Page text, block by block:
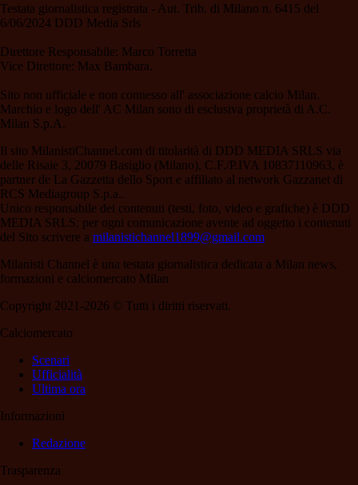
Testata giornalistica registrata - Aut. Trib. di Milano n. 6415 del
6/06/2024 DDD Media Srls
Direttore Responsabile: Marco Torretta
Vice Direttore: Max Bambara.
Sito non ufficiale e non connesso all' associazione calcio Milan.
Marchio e logo dell' AC Milan sono di esclusiva proprietà di A.C.
Milan S.p.A.
Il sito MilanistiChannel.com di titolarità di DDD MEDIA SRLS via
delle Risaie 3, 20079 Basiglio (Milano), C.F./P.IVA 10837110963, è
partner de La Gazzetta dello Sport e affiliato al network Gazzanet di
RCS Mediagroup S.p.a..
Unico responsabile dei contenuti (testi, foto, video e grafiche) è DDD
MEDIA SRLS; per ogni comunicazione avente ad oggetto i contenuti
del Sito scrivere a milanistichannel1899@gmail.com
Milanisti Channel è una testata giornalistica dedicata a Milan news,
formazioni e calciomercato Milan
Copyright 2021-2026 © Tutti i diritti riservati.
Calciomercato
Scenari
Ufficialità
Ultima ora
Informazioni
Redazione
Trasparenza